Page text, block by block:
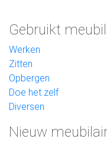
Gebruikt
Werken
Zitten
Opbergen
Doe het zelf
Diversen
Nieuw